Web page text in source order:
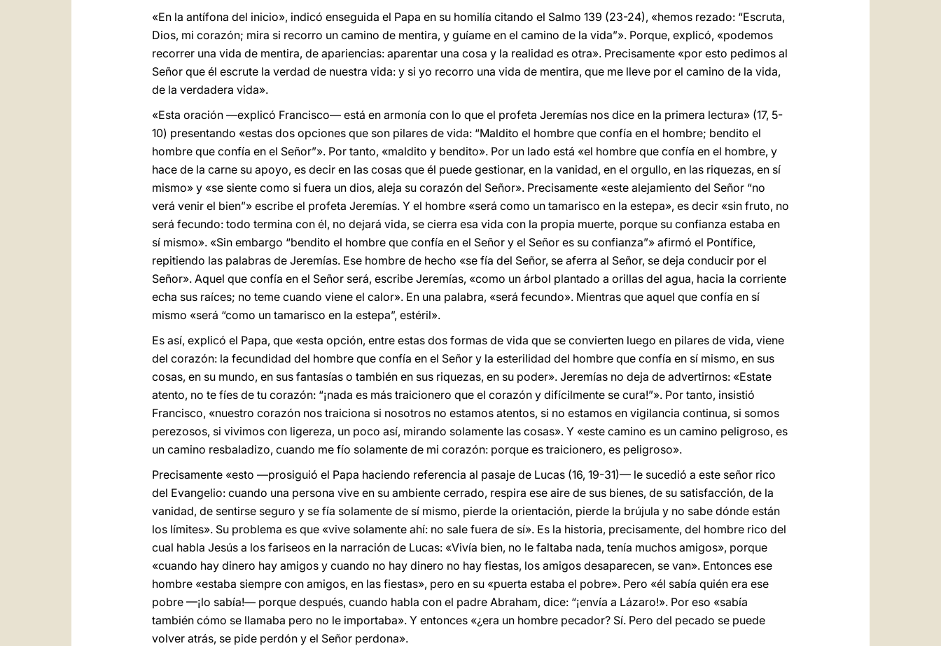
«En la antífona del inicio», indicó enseguida el Papa en su homilía citando el Salmo 139 (23-24), «hemos rezado: “Escruta,
Dios, mi corazón; mira si recorro un camino de mentira, y guíame en el camino de la vida”». Porque, explicó, «podemos
recorrer una vida de mentira, de apariencias: aparentar una cosa y la realidad es otra». Precisamente «por esto pedimos al
Señor que él escrute la verdad de nuestra vida: y si yo recorro una vida de mentira, que me lleve por el camino de la vida,
de la verdadera vida».
«Esta oración —explicó Francisco— está en armonía con lo que el profeta Jeremías nos dice en la primera lectura» (17, 5-
10) presentando «estas dos opciones que son pilares de vida: “Maldito el hombre que confía en el hombre; bendito el
hombre que confía en el Señor”». Por tanto, «maldito y bendito». Por un lado está «el hombre que confía en el hombre, y
hace de la carne su apoyo, es decir en las cosas que él puede gestionar, en la vanidad, en el orgullo, en las riquezas, en sí
mismo» y «se siente como si fuera un dios, aleja su corazón del Señor». Precisamente «este alejamiento del Señor “no
verá venir el bien”» escribe el profeta Jeremías. Y el hombre «será como un tamarisco en la estepa», es decir «sin fruto, no
será fecundo: todo termina con él, no dejará vida, se cierra esa vida con la propia muerte, porque su confianza estaba en
sí mismo». «Sin embargo “bendito el hombre que confía en el Señor y el Señor es su confianza”» afirmó el Pontífice,
repitiendo las palabras de Jeremías. Ese hombre de hecho «se fía del Señor, se aferra al Señor, se deja conducir por el
Señor». Aquel que confía en el Señor será, escribe Jeremías, «como un árbol plantado a orillas del agua, hacia la corriente
echa sus raíces; no teme cuando viene el calor». En una palabra, «será fecundo». Mientras que aquel que confía en sí
mismo «será “como un tamarisco en la estepa”, estéril».
Es así, explicó el Papa, que «esta opción, entre estas dos formas de vida que se convierten luego en pilares de vida, viene
del corazón: la fecundidad del hombre que confía en el Señor y la esterilidad del hombre que confía en sí mismo, en sus
cosas, en su mundo, en sus fantasías o también en sus riquezas, en su poder». Jeremías no deja de advertirnos: «Estate
atento, no te fíes de tu corazón: “¡nada es más traicionero que el corazón y difícilmente se cura!”». Por tanto, insistió
Francisco, «nuestro corazón nos traiciona si nosotros no estamos atentos, si no estamos en vigilancia continua, si somos
perezosos, si vivimos con ligereza, un poco así, mirando solamente las cosas». Y «este camino es un camino peligroso, es
un camino resbaladizo, cuando me fío solamente de mi corazón: porque es traicionero, es peligroso».
Precisamente «esto —prosiguió el Papa haciendo referencia al pasaje de Lucas (16, 19-31)— le sucedió a este señor rico
del Evangelio: cuando una persona vive en su ambiente cerrado, respira ese aire de sus bienes, de su satisfacción, de la
vanidad, de sentirse seguro y se fía solamente de sí mismo, pierde la orientación, pierde la brújula y no sabe dónde están
los límites». Su problema es que «vive solamente ahí: no sale fuera de sí». Es la historia, precisamente, del hombre rico del
cual habla Jesús a los fariseos en la narración de Lucas: «Vivía bien, no le faltaba nada, tenía muchos amigos», porque
«cuando hay dinero hay amigos y cuando no hay dinero no hay fiestas, los amigos desaparecen, se van». Entonces ese
hombre «estaba siempre con amigos, en las fiestas», pero en su «puerta estaba el pobre». Pero «él sabía quién era ese
pobre —¡lo sabía!— porque después, cuando habla con el padre Abraham, dice: “¡envía a Lázaro!». Por eso «sabía
también cómo se llamaba pero no le importaba». Y entonces «¿era un hombre pecador? Sí. Pero del pecado se puede
volver atrás, se pide perdón y el Señor perdona».